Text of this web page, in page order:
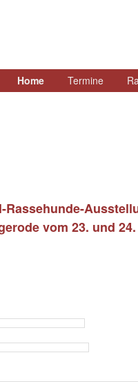
Zum
Zum
Home Termine
Rassehunde-
vom 23. und